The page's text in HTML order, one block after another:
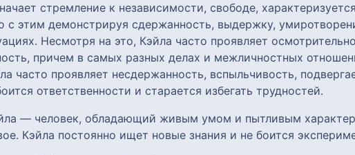
стремление к независимости, свободе,
с этим демонстрируя сдержанность, выдержку,
Несмотря на это, Кэйла часто проявляет
причем в самых разных делах и межличностных
часто проявляет несдержанность, вспыльчивость,
ответственности и старается избегать трудностей.
— человек, обладающий живым умом и пытливым
Кэйла постоянно ищет новые знания и не боится